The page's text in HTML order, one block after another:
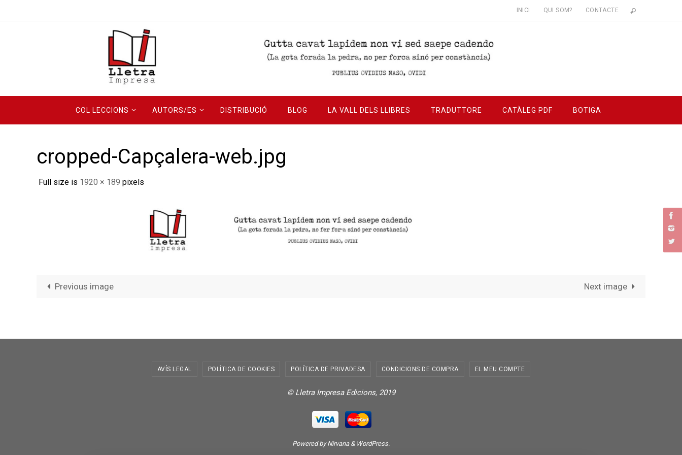
INICI QUI SOM? CONTACTE
COL·LECCIONS AUTORS/ES DISTRIBUCIÓ BLOG LA VALL DELS LLIBRES TRADUTTORE CATÀLEG PDF BOTIGA
cropped-Capçalera-web.jpg
Full size is 1920 × 189 pixels
Previous image Next image
AVÍS LEGAL POLÍTICA DE COOKIES POLÍTICA DE PRIVADESA CONDICIONS DE COMPRA EL MEU COMPTE
© Lletra Impresa Edicions, 2019
Powered byNirvana& WordPress.